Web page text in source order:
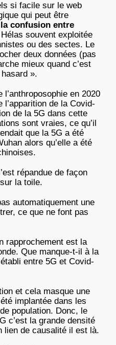
si facile sur le web
qui peut être
la confusion entre
souvent exploitée
ou des sectes. Le
deux données (pas
mieux quand c’est
».
l’anthroposophie en 2020
de la Covid-
de la 5G dans cette
sont vraies, ce qu’il
que la 5G a été
alors qu’elle a été
répandue de façon
la toile.
automatiquement une
ce que ne font pas
rapprochement est la
Que manque-t-il à la
entre 5G et Covid-
et cela masque une
implantée dans les
population. Donc, le
c’est la grande densité
lien de causalité il est là.